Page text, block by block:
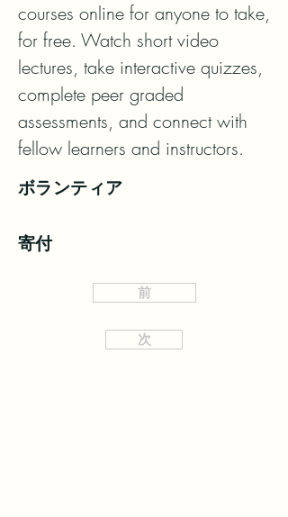
courses online for anyone to take,
for free. Watch short video
lectures, take interactive quizzes,
complete peer graded
assessments, and connect with
fellow learners and instructors.
ボランティア
寄付
前
次